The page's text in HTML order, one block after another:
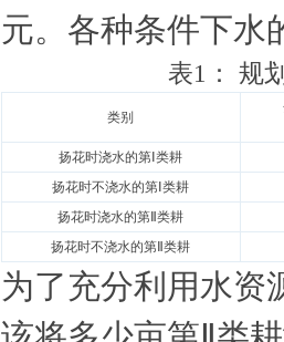
元。各种条件下水
表1 ： 规
类别
扬花时浇水的第Ⅰ类耕
扬花时不浇水的第Ⅰ类耕
扬花时浇水的第Ⅱ类耕
扬花时不浇水的第Ⅱ类耕
为了充分利用水资